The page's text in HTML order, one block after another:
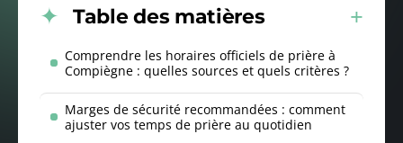
Table des matières
Comprendre les horaires officiels de prière à
Compiègne : quelles sources et quels critères ?
Marges de sécurité recommandées : comment
ajuster vos temps de prière au quotidien